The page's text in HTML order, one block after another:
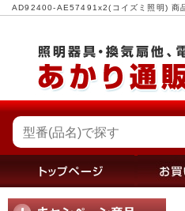
AD92400-AE57491x2(コイズミ照明) 商